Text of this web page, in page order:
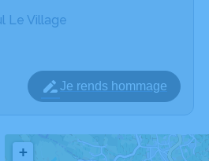
Le Village
Je rends hommage
+